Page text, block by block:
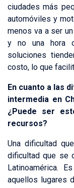
ciudades más
automóviles y
menos va a ser
y no una hora
soluciones
costo, lo que
En cuanto a las
intermedia en
¿Puede ser
recursos?
Una dificultad
dificultad que se
Latinoamérica.
aquellos lugares